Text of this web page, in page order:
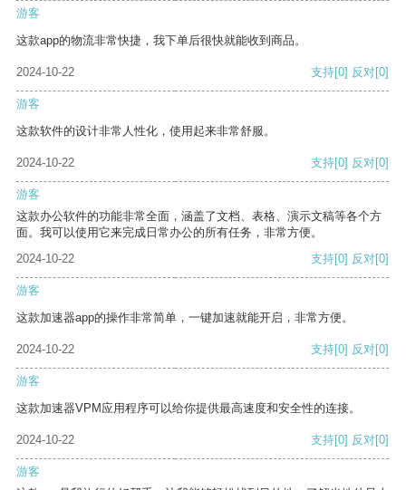
游客
这款app的物流非常快捷，我下单后很快就能收到商品。
2024-10-22 支持[0] 反对[0]
游客
这款软件的设计非常人性化，使用起来非常舒服。
2024-10-22 支持[0] 反对[0]
游客
这款办公软件的功能非常全面，涵盖了文档、表格、演示文稿等各个方
面。我可以使用它来完成日常办公的所有任务，非常方便。
2024-10-22
支持[0] 反对[0]
游客
这款加速器app的操作非常简单，一键加速就能开启，非常方便。
2024-10-22 支持[0] 反对[0]
游客
这款加速器VPM应用程序可以给你提供最高速度和安全性的连接。
2024-10-22 支持[0] 反对[0]
游客